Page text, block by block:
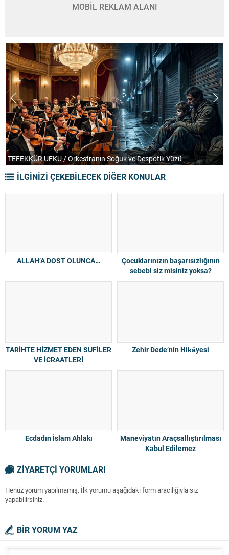
MOBİL REKLAM ALANI
TEFEKKÜR UFKU / Orkestranın Soğuk ve Despotik Yüzü
İLGİNİZİ ÇEKEBİLECEK DİĞER KONULAR
ALLAH’A DOST OLUNCA…
Çocuklarınızın başarısızlığının
sebebi siz misiniz yoksa?
TARİHTE HİZMET EDEN SUFİLER
VE İCRAATLERİ
Zehir Dede’nin Hikâyesi
Ecdadın İslam Ahlakı
Maneviyatın Araçsallıştırılması
Kabul Edilemez
ZİYARETÇİ YORUMLARI
Henüz yorum yapılmamış. İlk yorumu aşağıdaki form aracılığıyla siz
yapabilirsiniz.
BİR YORUM YAZ